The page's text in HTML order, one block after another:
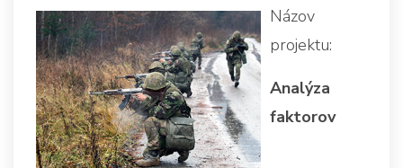
Názov
projektu:
Analýza
faktorov